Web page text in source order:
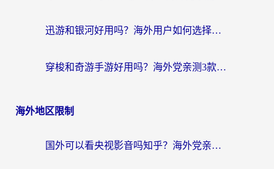
迅游和银河好用吗？海外用户如何选择回国加速器实现无缝访问国内资源
穿梭和奇游手游好用吗？海外党亲测3款回国加速器，附蜜蜂加速器七天试用攻略
海外地区限制
国外可以看央视影音吗知乎？海外党亲测有效的回国加速方案